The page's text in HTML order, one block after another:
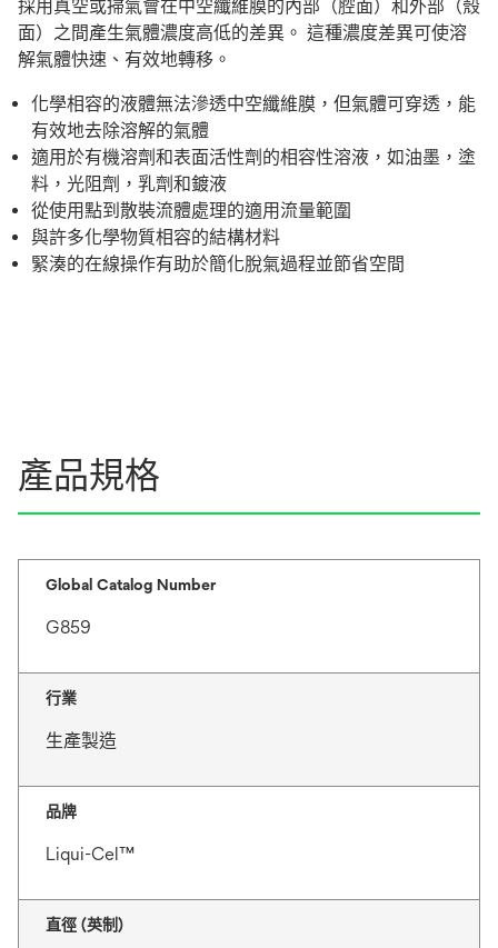
採用真空或掃氣會在中空纖維膜的內部（腔面）和外部（殼
面）之間產生氣體濃度高低的差異。 這種濃度差異可使溶
解氣體快速、有效地轉移。
化學相容的液體無法滲透中空纖維膜，但氣體可穿透，能
有效地去除溶解的氣體
適用於有機溶劑和表面活性劑的相容性溶液，如油墨，塗
料，光阻劑，乳劑和鍍液
從使用點到散裝流體處理的適用流量範圍
與許多化學物質相容的結構材料
緊湊的在線操作有助於簡化脫氣過程並節省空間
產品規格
Global Catalog Number
G859
行業
生產製造
品牌
Liqui-Cel™
直徑 (英制)